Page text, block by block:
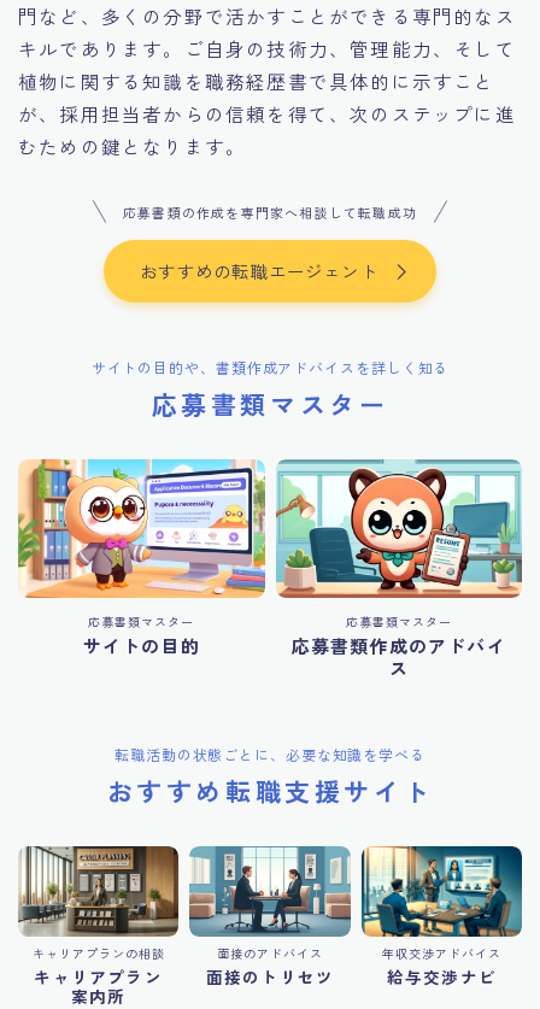
門など、多くの分野で活かすことができる専門的なス
キルであります。ご自身の技術力、管理能力、そして
植物に関する知識を職務経歴書で具体的に示すこと
が、採用担当者からの信頼を得て、次のステップに進
むための鍵となります。
応募書類の作成を専門家へ相談して転職成功
おすすめの転職エージェント
サイトの目的や、書類作成アドバイスを詳しく知る
応募書類マスター
応募書類マスター
サイトの目的
応募書類マスター
応募書類作成のアドバイ
ス
転職活動の状態ごとに、必要な知識を学べる
おすすめ転職支援サイト
キャリアプランの相談
キャリアプラン
案内所
面接のアドバイス
面接のトリセツ
年収交渉アドバイス
給与交渉ナビ